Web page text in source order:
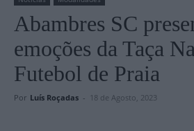
Abambres SC
emoções da Taça
Futebol de Praia
Por Luís Roçadas - 18 de Agosto, 2023